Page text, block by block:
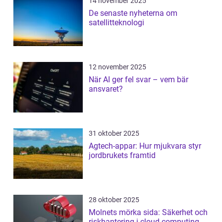
De senaste nyheterna om
satellitteknologi
12 november 2025
När AI ger fel svar – vem bär
ansvaret?
31 oktober 2025
Agtech-appar: Hur mjukvara styr
jordbrukets framtid
28 oktober 2025
Molnets mörka sida: Säkerhet och